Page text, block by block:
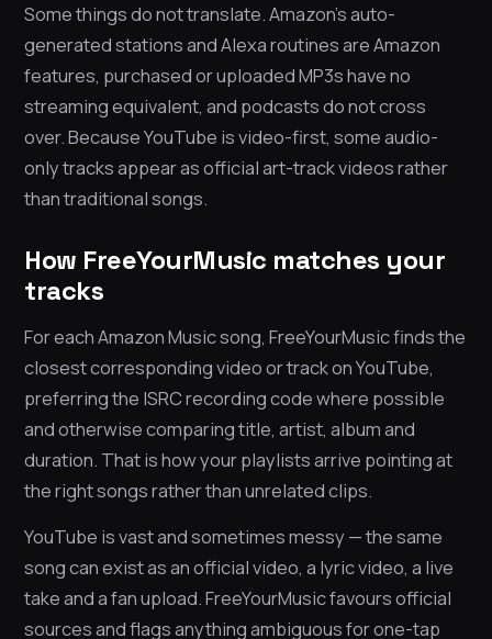
Some things do not translate. Amazon’s auto-
generated stations and Alexa routines are Amazon
features, purchased or uploaded MP3s have no
streaming equivalent, and podcasts do not cross
over. Because YouTube is video-first, some audio-
only tracks appear as official art-track videos rather
than traditional songs.
How FreeYourMusic matches your
tracks
For each Amazon Music song, FreeYourMusic finds the
closest corresponding video or track on YouTube,
preferring the ISRC recording code where possible
and otherwise comparing title, artist, album and
duration. That is how your playlists arrive pointing at
the right songs rather than unrelated clips.
YouTube is vast and sometimes messy — the same
song can exist as an official video, a lyric video, a live
take and a fan upload. FreeYourMusic favours official
sources and flags anything ambiguous for one-tap